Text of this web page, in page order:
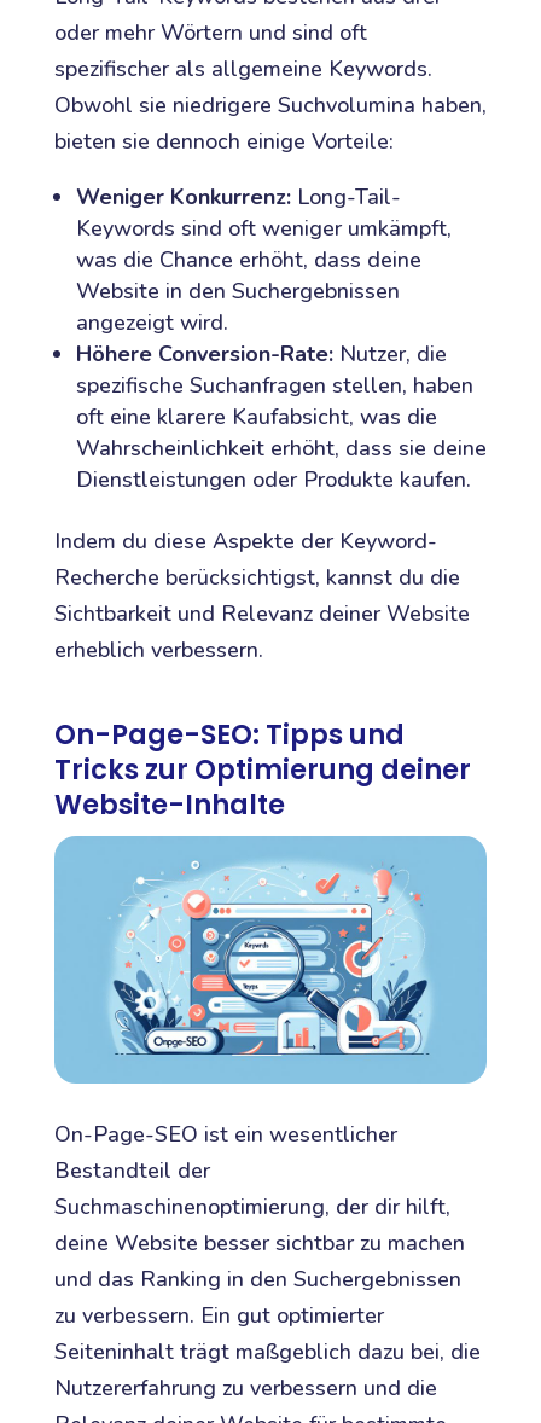
oder mehr Wörtern und sind oft
spezifischer als allgemeine Keywords.
Obwohl sie niedrigere Suchvolumina haben,
bieten sie dennoch einige Vorteile:
Weniger Konkurrenz:Long-Tail-
Keywords sind oft weniger umkämpft,
was die Chance erhöht, dass deine
Website in den Suchergebnissen
angezeigt wird.
Höhere Conversion-Rate:Nutzer, die
spezifische Suchanfragen stellen, haben
oft eine klarere Kaufabsicht, was die
Wahrscheinlichkeit erhöht, dass sie deine
Dienstleistungen oder Produkte kaufen.
Indem du diese Aspekte der Keyword-
Recherche berücksichtigst, kannst du die
Sichtbarkeit und Relevanz deiner Website
erheblich verbessern.
On-Page-SEO: Tipps und
Tricks zur Optimierung deiner
Website-Inhalte
On-Page-SEO ist ein wesentlicher
Bestandteil der
Suchmaschinenoptimierung, der dir hilft,
deine Website besser sichtbar zu machen
und das Ranking in den Suchergebnissen
zu verbessern. Ein gut optimierter
Seiteninhalt trägt maßgeblich dazu bei, die
Nutzererfahrung zu verbessern und die